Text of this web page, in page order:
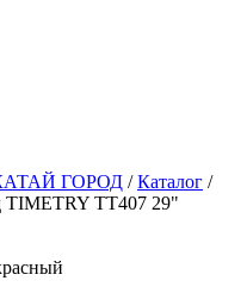
КАТАЙ ГОРОД /Каталог /
TIMETRY TT407 29"